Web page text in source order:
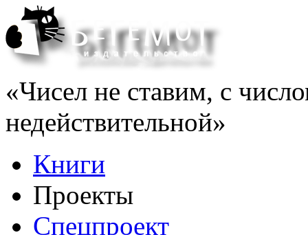
«Чисел не ставим, с
недействительной»
Книги
Проекты
Спецпроект